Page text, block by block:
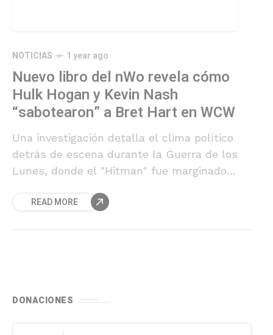
NOTICIAS 1 year ago
Nuevo libro del nWo revela cómo
Hulk Hogan y Kevin Nash
“sabotearon” a Bret Hart en WCW
Una investigación detalla el clima político
detrás de escena durante la Guerra de los
Lunes, donde el "Hitman" fue marginado
creativas.
READ MORE
DONACIONES